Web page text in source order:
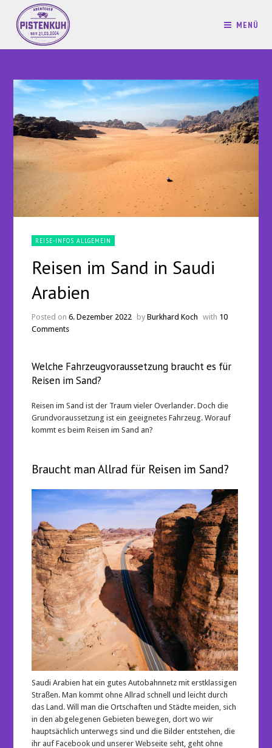
MENÜ
REISE-INFOS ALLGEMEIN
Reisen im Sand in Saudi
Arabien
Posted on6. Dezember 2022 byBurkhard Koch with 10
Comments
Welche Fahrzeugvoraussetzung braucht es für
Reisen im Sand?
Reisen im Sand ist der Traum vieler Overlander. Doch die
Grundvoraussetzung ist ein geeignetes Fahrzeug. Worauf
kommt es beim Reisen im Sand an?
Braucht man Allrad für Reisen im Sand?
Saudi Arabien hat ein gutes Autobahnnetz mit erstklassigen
Straßen. Man kommt ohne Allrad schnell und leicht durch
das Land. Will man die Ortschaften und Städte meiden, sich
in den abgelegenen Gebieten bewegen, dort wo wir
hauptsächlich unterwegs sind und die Bilder entstehen, die
ihr auf Facebook und unserer Webseite seht, geht ohne